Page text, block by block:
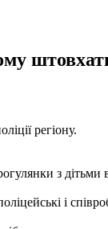
регіону.
з
і